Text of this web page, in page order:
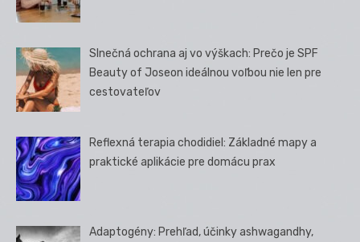
Slnečná ochrana aj vo výškach: Prečo je SPF
Beauty of Joseon ideálnou voľbou nie len pre
cestovateľov
Reflexná terapia chodidiel: Základné mapy a
praktické aplikácie pre domácu prax
Adaptogény: Prehľad, účinky ashwagandhy,